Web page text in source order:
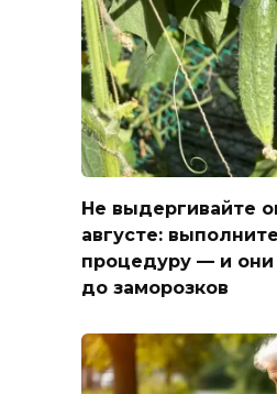
Не выдергивайте
августе:
процедуру — и
до заморозков